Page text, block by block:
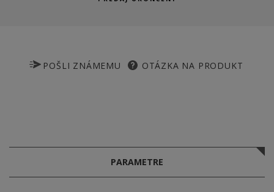
POŠLI ZNÁMEMU OTÁZKA NA PRODUKT
PARAMETRE